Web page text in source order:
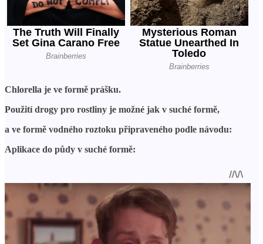
Chlorella je ve formě prášku.
Použití drogy pro rostliny je možné jak v suché formě,
a ve formě vodného roztoku připraveného podle návodu:
Aplikace do půdy v suché formě: